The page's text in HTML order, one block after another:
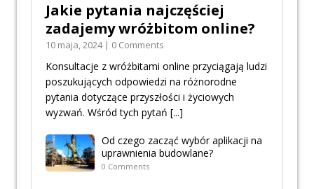
Jakie pytania najczęściej
zadajemy wróżbitom online?
10 maja, 2024 | 0 Comments
Konsultacje z wróżbitami online przyciągają ludzi
poszukujących odpowiedzi na różnorodne
pytania dotyczące przyszłości i życiowych
wyzwań. Wśród tych pytań [...]
Od czego zacząć wybór aplikacji na
uprawnienia budowlane?
0 Comments